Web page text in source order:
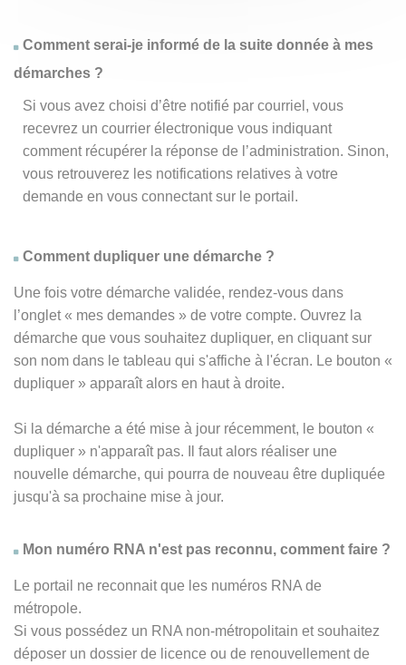
Comment serai-je informé de la suite donnée à mes
démarches ?
Si vous avez choisi d’être notifié par courriel, vous
recevrez un courrier électronique vous indiquant
comment récupérer la réponse de l’administration. Sinon,
vous retrouverez les notifications relatives à votre
demande en vous connectant sur le portail.
Comment dupliquer une démarche ?
Une fois votre démarche validée, rendez-vous dans
l’onglet « mes demandes » de votre compte. Ouvrez la
démarche que vous souhaitez dupliquer, en cliquant sur
son nom dans le tableau qui s'affiche à l'écran. Le bouton «
dupliquer » apparaît alors en haut à droite.
Si la démarche a été mise à jour récemment, le bouton «
dupliquer » n'apparaît pas. Il faut alors réaliser une
nouvelle démarche, qui pourra de nouveau être dupliquée
jusqu'à sa prochaine mise à jour.
Mon numéro RNA n'est pas reconnu, comment faire ?
Le portail ne reconnait que les numéros RNA de
métropole.
Si vous possédez un RNA non-métropolitain et souhaitez
déposer un dossier de licence ou de renouvellement de